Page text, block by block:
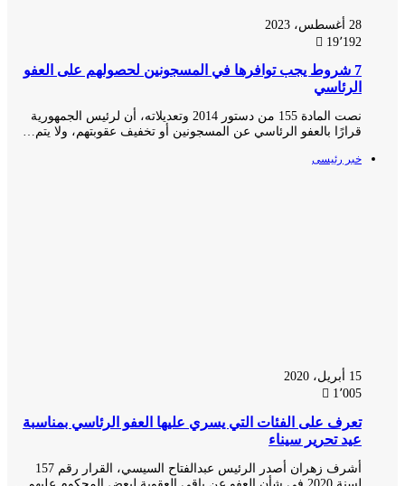
19٬192
7 شروط يجب توافرها في المسجونين لحصولهم على العفو
الرئاسي
نصت المادة 155 من دستور 2014 وتعديلاته، أن لرئيس الجمهورية
قرارًا بالعفو الرئاسي عن المسجونين أو تخفيف عقوبتهم، ولا يتم…
خبر رئيسى
1٬005
تعرف على الفئات التي يسري عليها العفو الرئاسي بمناسبة
عيد تحرير سيناء
أشرف زهران أصدر الرئيس عبدالفتاح السيسي، القرار رقم 157